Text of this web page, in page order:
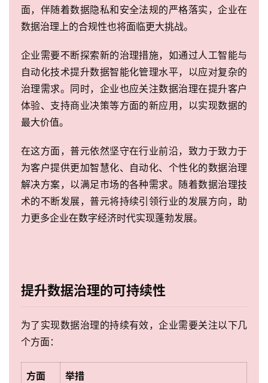
面，伴随着数据隐私和安全法规的严格落实，企业在
数据治理上的合规性也将面临更大挑战。
企业需要不断探索新的治理措施，如通过人工智能与
自动化技术提升数据智能化管理水平，以应对复杂的
治理需求。同时，企业也应关注数据治理在提升客户
体验、支持商业决策等方面的新应用，以实现数据的
最大价值。
在这方面，普元依然坚守在行业前沿，致力于致力于
为客户提供更加智慧化、自动化、个性化的数据治理
解决方案，以满足市场的各种需求。随着数据治理技
术的不断发展，普元将持续引领行业的发展方向，助
力更多企业在数字经济时代实现蓬勃发展。
提升数据治理的可持续性
为了实现数据治理的持续有效，企业需要关注以下几
个方面：
方面 举措